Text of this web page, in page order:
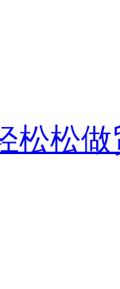
松松